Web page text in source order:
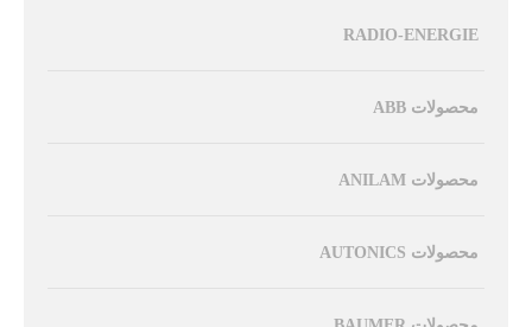
RADIO-ENERGIE
محصولات ABB
محصولات ANILAM
محصولات AUTONICS